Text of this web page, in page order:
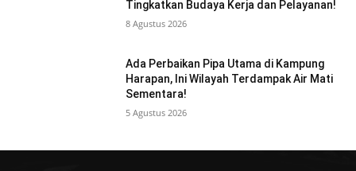
Tingkatkan Budaya Kerja dan Pelayanan!
8 Agustus 2026
Ada Perbaikan Pipa Utama di Kampung
Harapan, Ini Wilayah Terdampak Air Mati
Sementara!
5 Agustus 2026